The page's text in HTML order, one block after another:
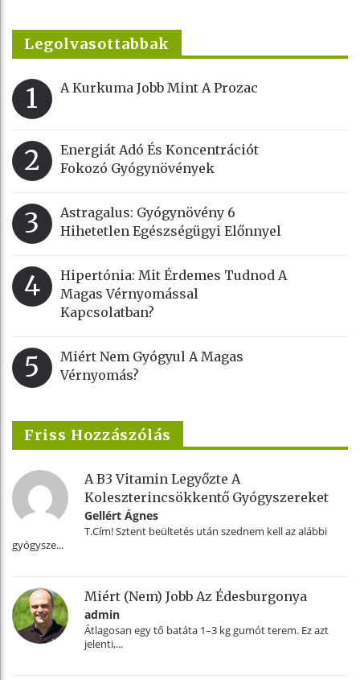
Legolvasottabbak
1 A Kurkuma Jobb Mint A Prozac
2
Energiát Adó És Koncentrációt
Fokozó Gyógynövények
3
Astragalus: Gyógynövény 6
Hihetetlen Egészségügyi Előnnyel
4
Hipertónia: Mit Érdemes Tudnod A
Magas Vérnyomással
Kapcsolatban?
5
Miért Nem Gyógyul A Magas
Vérnyomás?
Friss Hozzászólás
A B3 Vitamin Legyőzte A
Koleszterincsökkentő Gyógyszereket
Gellért Ágnes
T.Cím! Sztent beültetés után szednem kell az alábbi
gyógysze...
Miért (nem) Jobb Az Édesburgonya
admin
Átlagosan egy tő batáta 1–3 kg gumót terem. Ez azt
jelenti,...